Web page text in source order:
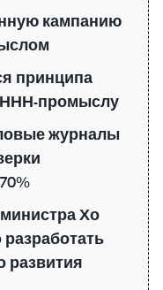
кампанию
принципа
ННН-промыслу
журналы
Хо
развития